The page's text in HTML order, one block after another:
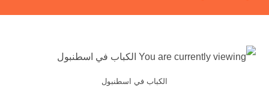
الكباب في اسطنبول